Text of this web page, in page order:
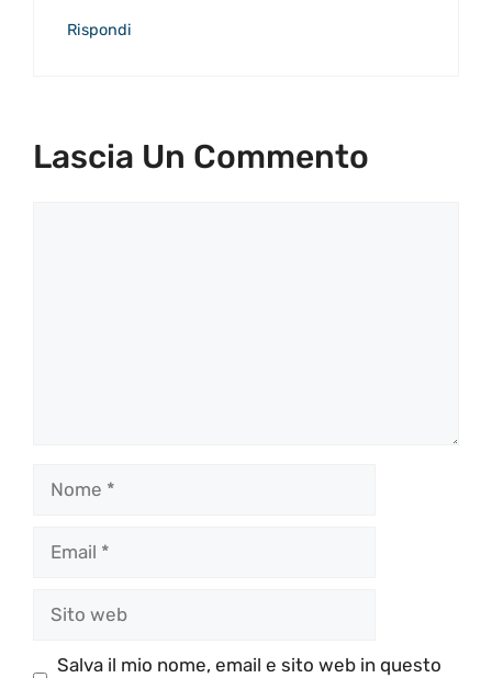
Rispondi
Lascia Un Commento
Salva il mio nome, email e sito web in questo